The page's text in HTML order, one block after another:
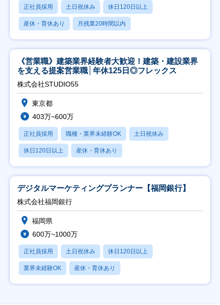
正社員採用 土日祝休み 休日120日以上
産休・育休あり 月残業20時間以内
《営業職》建築業界経験者大歓迎！建築・建設業界
を支える提案営業職│年休125日◎フレックス
株式会社STUDIO55
東京都
403万~600万
正社員採用 職種・業界未経験OK 土日祝休み
休日120日以上 産休・育休あり
デジタルマーケティングプランナー【福岡銀行】
株式会社福岡銀行
福岡県
600万~1000万
正社員採用 土日祝休み 休日120日以上
業界未経験OK 産休・育休あり